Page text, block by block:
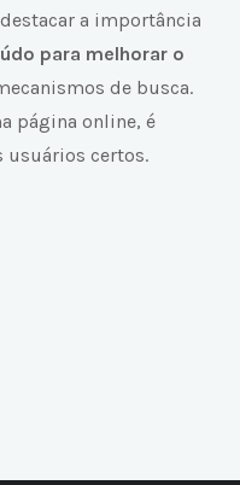
a importância
para melhorar o
de busca.
página online, é
usuários certos.